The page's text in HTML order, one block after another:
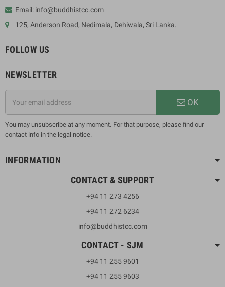
Email: info@buddhistcc.com
125, Anderson Road, Nedimala, Dehiwala, Sri Lanka.
FOLLOW US
NEWSLETTER
OK
You may unsubscribe at any moment. For that purpose, please find our
contact info in the legal notice.
INFORMATION
CONTACT & SUPPORT
+94 11 273 4256
+94 11 272 6234
info@buddhistcc.com
CONTACT - SJM
+94 11 255 9601
+94 11 255 9603